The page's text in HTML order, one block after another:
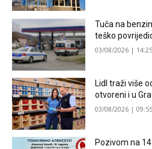
Tuča na
teško
03/08/2026 | 14:25
Lidl traži više
otvoreni i u
03/08/2026 | 09:55
Pozivom na